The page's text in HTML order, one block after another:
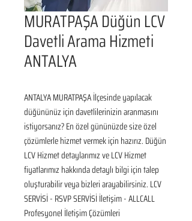
MURATPAŞA Düğün LCV
Davetli Arama Hizmeti
ANTALYA
ANTALYA MURATPAŞA İlçesinde yapılacak
düğününüz için davetlilerinizin aranmasını
istiyorsanız? En özel gününüzde size özel
çözümlerle hizmet vermek için hazırız. Düğün
LCV Hizmet detaylarımız ve LCV Hizmet
fiyatlarımız hakkında detaylı bilgi için talep
oluşturabilir veya bizleri arayabilirsiniz. LCV
SERVİSİ - RSVP SERVİSİ İletişim - ALLCALL
Profesyonel İletişim Çözümleri